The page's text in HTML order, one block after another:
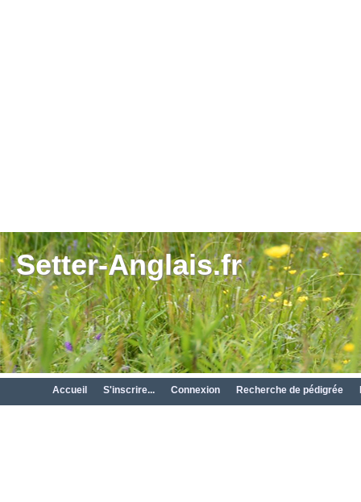
Setter-Anglais.fr
Accueil S'inscrire... Connexion Recherche de pédigrée